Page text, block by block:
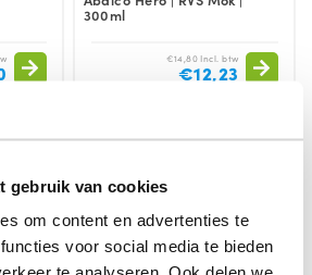
gebruik van cookies
om content en advertenties te
voor social media te bieden
300ml
€14,80 Incl. btw
€12,23